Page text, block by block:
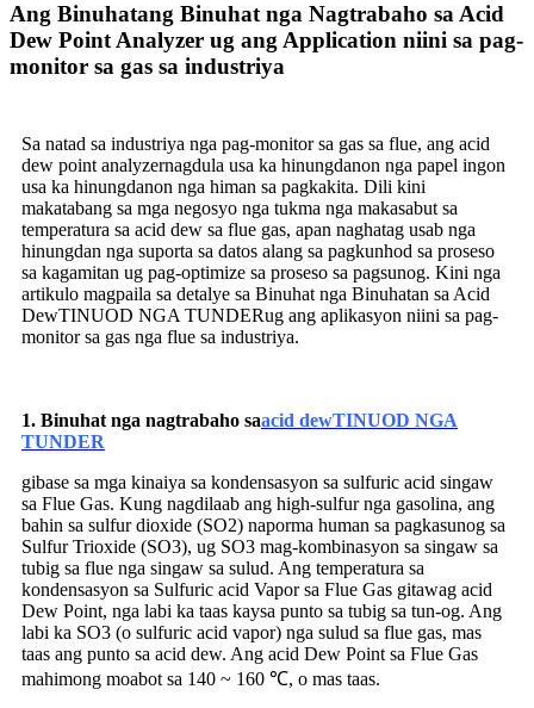
Ang Binuhatang Binuhat nga Nagtrabaho sa Acid
Dew Point Analyzer ug ang Application niini sa pag-
monitor sa gas sa industriya
Sa natad sa industriya nga pag-monitor sa gas sa flue, ang acid
dew point analyzernagdula usa ka hinungdanon nga papel ingon
usa ka hinungdanon nga himan sa pagkakita. Dili kini
makatabang sa mga negosyo nga tukma nga makasabut sa
temperatura sa acid dew sa flue gas, apan naghatag usab nga
hinungdan nga suporta sa datos alang sa pagkunhod sa proseso
sa kagamitan ug pag-optimize sa proseso sa pagsunog. Kini nga
artikulo magpaila sa detalye sa Binuhat nga Binuhatan sa Acid
DewTINUOD NGA TUNDERug ang aplikasyon niini sa pag-
monitor sa gas nga flue sa industriya.
1. Binuhat nga nagtrabaho saacid dewTINUOD NGA
TUNDER
gibase sa mga kinaiya sa kondensasyon sa sulfuric acid singaw
sa Flue Gas. Kung nagdilaab ang high-sulfur nga gasolina, ang
bahin sa sulfur dioxide (SO2) naporma human sa pagkasunog sa
Sulfur Trioxide (SO3), ug SO3 mag-kombinasyon sa singaw sa
tubig sa flue nga singaw sa sulud. Ang temperatura sa
kondensasyon sa Sulfuric acid Vapor sa Flue Gas gitawag acid
Dew Point, nga labi ka taas kaysa punto sa tubig sa tun-og. Ang
labi ka SO3 (o sulfuric acid vapor) nga sulud sa flue gas, mas
taas ang punto sa acid dew. Ang acid Dew Point sa Flue Gas
mahimong moabot sa 140 ~ 160 ℃, o mas taas.